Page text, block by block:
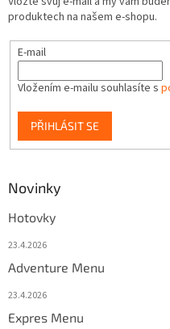
produktech na našem e-shopu.
E-mail
Vložením e-mailu souhlasíte s
PŘIHLÁSIT SE
Novinky
Hotovky
23.4.2026
Adventure Menu
23.4.2026
Expres Menu